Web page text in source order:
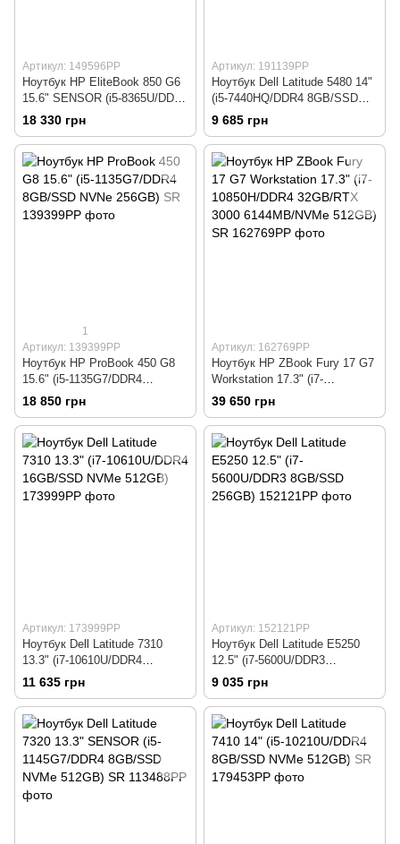
Артикул: 149596РР
Ноутбук HP EliteBook 850 G6
15.6" SENSOR (i5-8365U/DDR4
16GB/SSD NVMe 256GB) SR
18 330 грн
Артикул: 191139РР
Ноутбук Dell Latitude 5480 14"
(i5-7440HQ/DDR4 8GB/SSD
M.2 250GB) SR
9 685 грн
1
Артикул: 139399РР
Ноутбук HP ProBook 450 G8
15.6" (i5-1135G7/DDR4
8GB/SSD NVNe 256GB) SR
18 850 грн
Артикул: 162769РР
Ноутбук HP ZBook Fury 17 G7
Workstation 17.3" (i7-
10850H/DDR4 32GB/RTX 3000
6144MB/NVMe 512GB) SR
39 650 грн
Артикул: 173999РР
Ноутбук Dell Latitude 7310
13.3" (i7-10610U/DDR4
16GB/SSD NVMe 512GB)
11 635 грн
Артикул: 152121РР
Ноутбук Dell Latitude E5250
12.5" (i7-5600U/DDR3
8GB/SSD 256GB)
9 035 грн